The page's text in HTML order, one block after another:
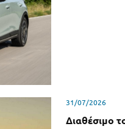
31/07/2026
Διαθέσιμο